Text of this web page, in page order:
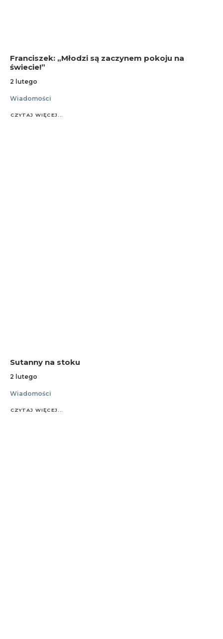
Franciszek: „Młodzi są zaczynem pokoju na
świecie!”
2 lutego
Wiadomości
CZYTAJ WIĘCEJ...
Sutanny na stoku
2 lutego
Wiadomości
CZYTAJ WIĘCEJ...